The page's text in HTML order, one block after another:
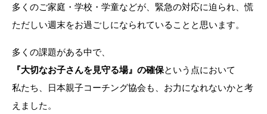
多くのご家庭・学校・学童などが、緊急の対応に迫られ、慌
ただしい週末をお過ごしになられていることと思います。
多くの課題がある中で、
『大切なお子さんを見守る場』の確保という点において
私たち、日本親子コーチング協会も、お力になれないかと考
えました。